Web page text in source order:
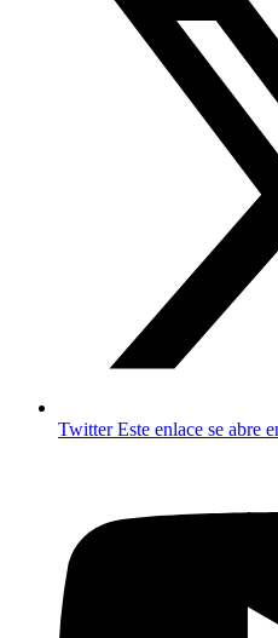
TwitterEste enlace se abre